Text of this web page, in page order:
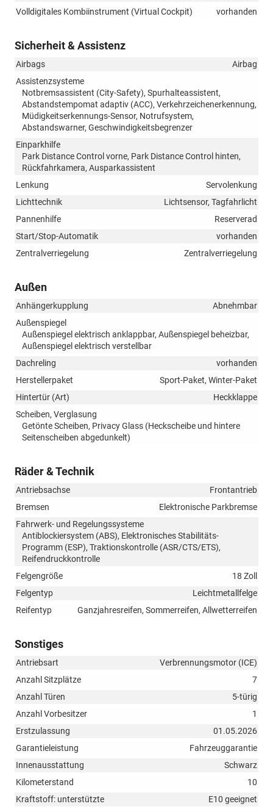
Volldigitales Kombiinstrument (Virtual Cockpit)
vorhanden
Sicherheit & Assistenz
Airbags
Airbag
Assistenzsysteme
Notbremsassistent (City-Safety), Spurhalteassistent,
Abstandstempomat adaptiv (ACC), Verkehrzeichenerkennung,
Müdigkeitserkennungs-Sensor, Notrufsystem,
Abstandswarner, Geschwindigkeitsbegrenzer
Einparkhilfe
Park Distance Control vorne, Park Distance Control hinten,
Rückfahrkamera, Ausparkassistent
Lenkung
Servolenkung
Lichttechnik
Lichtsensor, Tagfahrlicht
Pannenhilfe
Reserverad
Start/Stop-Automatik
vorhanden
Zentralverriegelung
Zentralverriegelung
Außen
Anhängerkupplung
Abnehmbar
Außenspiegel
Außenspiegel elektrisch anklappbar, Außenspiegel beheizbar,
Außenspiegel elektrisch verstellbar
Dachreling
vorhanden
Herstellerpaket
Sport-Paket, Winter-Paket
Hintertür (Art)
Heckklappe
Scheiben, Verglasung
Getönte Scheiben, Privacy Glass (Heckscheibe und hintere
Seitenscheiben abgedunkelt)
Räder & Technik
Antriebsachse
Frontantrieb
Bremsen
Elektronische Parkbremse
Fahrwerk- und Regelungssysteme
Antiblockiersystem (ABS), Elektronisches Stabilitäts-
Programm (ESP), Traktionskontrolle (ASR/CTS/ETS),
Reifendruckkontrolle
Felgengröße
18 Zoll
Felgentyp
Leichtmetallfelge
Reifentyp
Ganzjahresreifen, Sommerreifen, Allwetterreifen
Sonstiges
Antriebsart
Verbrennungsmotor (ICE)
Anzahl Sitzplätze
7
Anzahl Türen
5-türig
Anzahl Vorbesitzer
1
Erstzulassung
01.05.2026
Garantieleistung
Fahrzeuggarantie
Innenausstattung
Schwarz
Kilometerstand
10
Kraftstoff: unterstützte
E10 geeignet